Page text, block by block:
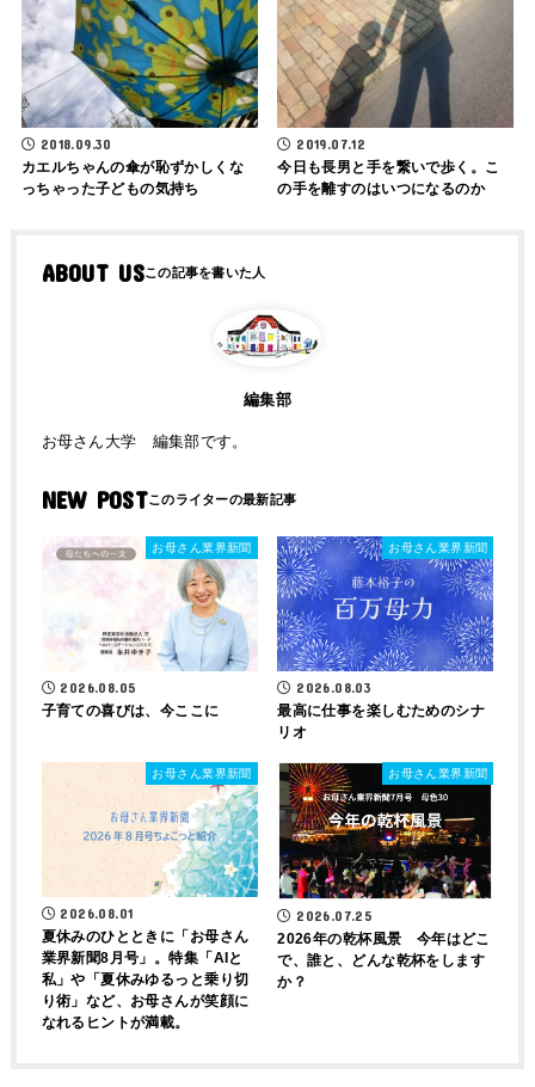
2018.09.30
カエルちゃんの傘が恥ずかしくな
っちゃった子どもの気持ち
2019.07.12
今日も長男と手を繋いで歩く。こ
の手を離すのはいつになるのか
ABOUT US
編集部
お母さん大学 編集部です。
NEW POST
お母さん業界新聞
2026.08.05
子育ての喜びは、今ここに
お母さん業界新聞
2026.08.03
最高に仕事を楽しむためのシナ
リオ
お母さん業界新聞
2026.08.01
夏休みのひとときに「お母さん
業界新聞8月号」。特集「AIと
私」や「夏休みゆるっと乗り切
り術」など、お母さんが笑顔に
なれるヒントが満載。
お母さん業界新聞
2026.07.25
2026年の乾杯風景 今年はどこ
で、誰と、どんな乾杯をします
か？